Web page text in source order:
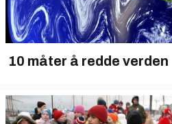
10 måter å redde verden